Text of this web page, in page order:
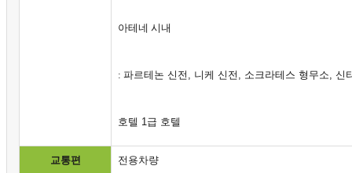
아테네 시내
: 파르테논 신전 니케 신전 소크라테스 형무소 신
호텔 1급 호텔
교통편 전용차량